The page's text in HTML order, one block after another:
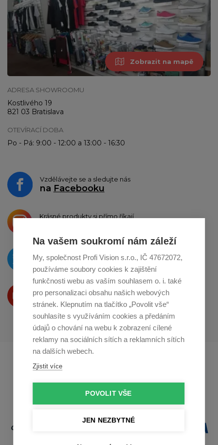
Na vašem soukromí nám záleží
My, společnost Profi Vision s.r.o., IČ 47672072,
používáme soubory cookies k zajištění
funkčnosti webu as vaším souhlasem o. i. také
pro personalizaci obsahu našich webových
stránek. Klepnutím na tlačítko „Povolit vše“
souhlasíte s využíváním cookies a předáním
údajů o chování na webu k zobrazení cílené
reklamy na sociálních sítích a reklamních sítích
na dalších webech.
Zjistit více
POVOLIT VŠE
JEN NEZBYTNÉ
Zobrazit na mapě
ADRESA SHOWROOMU
Kostlivého 19
821 03 Bratislava
OTEVÍRACÍ DOBA
Po - Pá: 9:00 - 12:00 a 13:00 - 16:30
Vzdělávejte se a sledujte nás
na Facebooku
Krásné produkty si přímo říkají
O novinkách píšeme
naTwitteru
Produkty Vám představujeme
na Youtube
Profikuchar.sk